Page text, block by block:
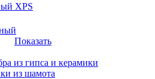
XPS
Показать
из гипса и керамики
из шамота